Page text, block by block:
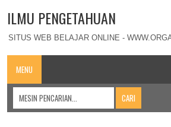
ILMU PENGETAHUAN
SITUS WEB BELAJAR ONLINE -
MENU